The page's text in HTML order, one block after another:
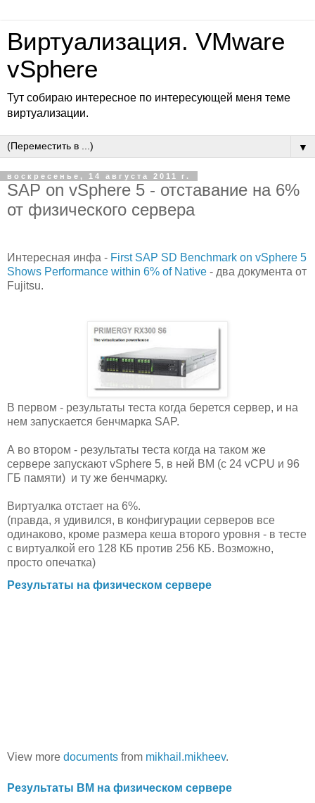
Виртуализация. VMware
vSphere
Тут собираю интересное по интересующей меня теме
виртуализации.
▼
воскресенье, 14 августа 2011 г.
SAP on vSphere 5 - отставание на 6%
от физического сервера
Интересная инфа - First SAP SD Benchmark on vSphere 5
Shows Performance within 6% of Native - два документа от
Fujitsu.
В первом - результаты теста когда берется сервер, и на
нем запускается бенчмарка SAP.
А во втором - результаты теста когда на таком же
сервере запускают vSphere 5, в ней ВМ (с 24 vCPU и 96
ГБ памяти) и ту же бенчмарку.
Виртуалка отстает на 6%.
(правда, я удивился, в конфигурации серверов все
одинаково, кроме размера кеша второго уровня - в тесте
с виртуалкой его 128 КБ против 256 КБ. Возможно,
просто опечатка)
Результаты на физическом сервере
View more documents from mikhail.mikheev.
Результаты ВМ на физическом сервере